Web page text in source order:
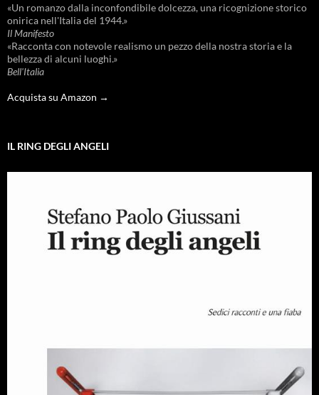
«Un romanzo dalla inconfondibile dolcezza, una ricognizione storico
onirica nell'Italia del 1944.»
Il Manifesto
«Racconta con notevole realismo un pezzo della nostra storia e la
bellezza di alcuni luoghi.»
Bell'Italia
Acquista su Amazon →
IL RING DEGLI ANGELI